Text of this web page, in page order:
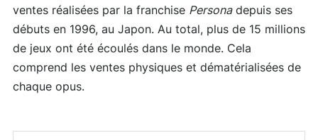
ventes réalisées par la franchise Personadepuis ses
débuts en 1996, au Japon. Au total, plus de 15 millions
de jeux ont été écoulés dans le monde. Cela
comprend les ventes physiques et dématérialisées de
chaque opus.